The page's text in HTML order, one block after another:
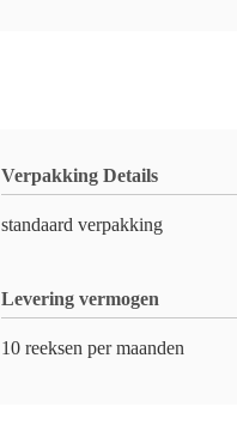
Verpakking Details
standaard verpakking
Levering vermogen
10 reeksen per maanden